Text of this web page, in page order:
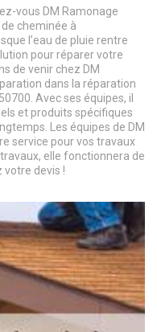
vous DM Ramonage
cheminée à
l’eau de pluie rentre
pour réparer votre
de venir chez DM
dans la réparation
Avec ses équipes, il
et produits spécifiques
Les équipes de DM
service pour vos travaux
elle fonctionnera de
votre devis !